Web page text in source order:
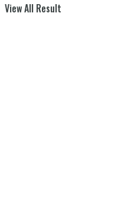
View All Result